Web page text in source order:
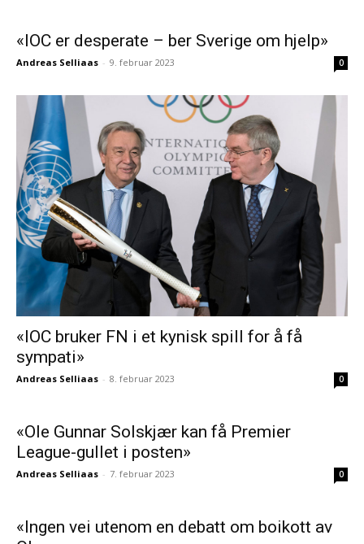
«IOC er desperate – ber Sverige om hjelp»
Andreas Selliaas - 9. februar 2023 0
«IOC bruker FN i et kynisk spill for å få
sympati»
Andreas Selliaas - 8. februar 2023 0
«Ole Gunnar Solskjær kan få Premier
League-gullet i posten»
Andreas Selliaas - 7. februar 2023 0
«Ingen vei utenom en debatt om boikott av